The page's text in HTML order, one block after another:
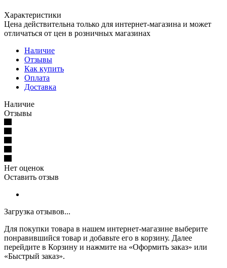
Характеристики
Цена действительна только для интернет-магазина и может
отличаться от цен в розничных магазинах
Наличие
Отзывы
Как купить
Оплата
Доставка
Наличие
Отзывы
Нет оценок
Оставить отзыв
Загрузка отзывов...
Для покупки товара в нашем интернет-магазине выберите
понравившийся товар и добавьте его в корзину. Далее
перейдите в Корзину и нажмите на «Оформить заказ» или
«Быстрый заказ».